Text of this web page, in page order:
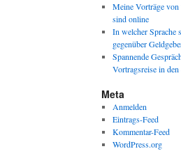
Meine Vorträge
sind online
In welcher Sprache
gegenüber
Spannende
Vortragsreise in den
Meta
Anmelden
Eintrags-Feed
Kommentar-Feed
WordPress.org